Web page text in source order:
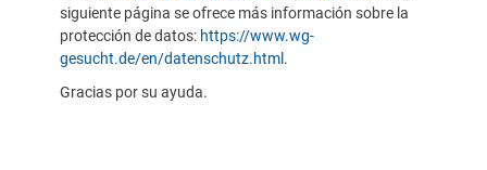
siguiente página se ofrece más información sobre la
protección de datos: https://www.wg-
gesucht.de/en/datenschutz.html .
Gracias por su ayuda.